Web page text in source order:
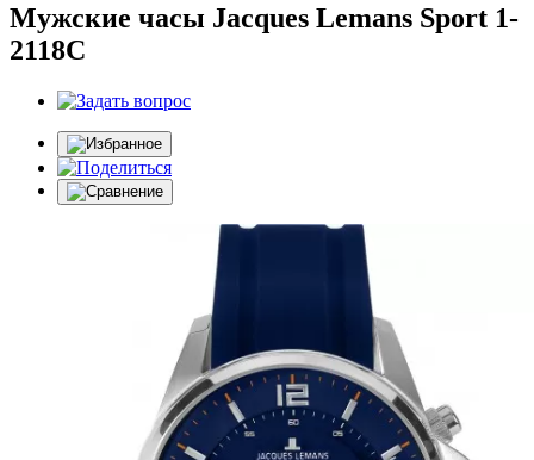
Мужские часы Jacques Lemans Sport 1-
2118C